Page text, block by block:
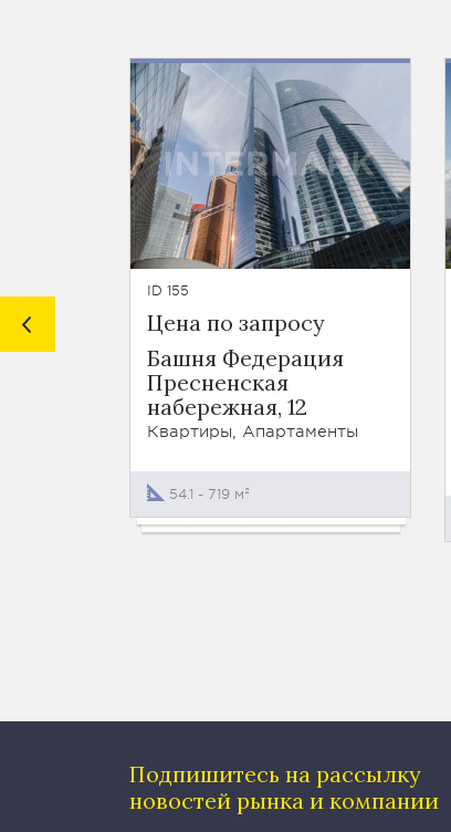
ID 155
Цена по запросу
Башня Федерация
Пресненская
набережная, 12
Квартиры, Апартаменты
54.1 - 719 м²
Подпишитесь на рассылку
новостей рынка и компании